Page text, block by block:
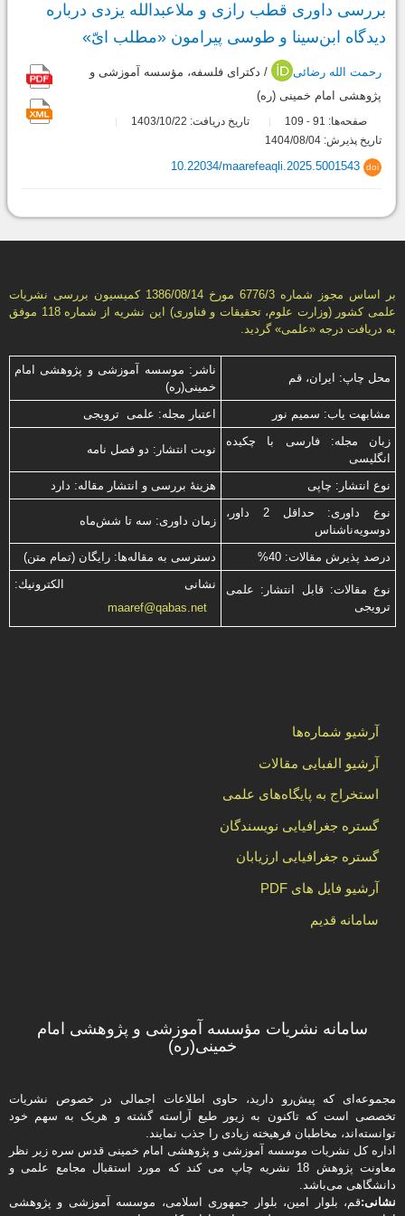
بررسی داوری قطب رازی و ملاعبدالله یزدی درباره
دیدگاه ابن‌سینا و طوسی پیرامون «مطلب ایّ»
رحمت الله رضائی
/ دکترای فلسفه، مؤسسه آموزشی و
پژوهشی امام خمینی (ره)
صفحه‌ها: 91
-
تاریخ دریافت: 1403/10/22
تاریخ پذیرش: 1404/08/04
doi
10.22034/maarefeaqli.2025.5001543
بر اساس مجوز شماره 6776/3 مورخ 1386/08/14 كمیسیون بررسى نشریات
علمى كشور (وزارت علوم، تحقیقات و فناورى) این نشریه از شماره 118 موفق
به دریافت درجه «علمى» گردید.
محل چاپ: ایران، قم
ناشر: موسسه آموزشی و پژوهشی امام
خمینی(ره)
مشابهت ياب: سميم نور
اعتبار مجله: علمی ترویجی
زبان مجله: فارسی با چكیده
انگلیسی
نوبت انتشار: دو فصل نامه
نوع انتشار: چاپی
هزینۀ بررسی و انتشار مقاله: دارد
نوع داوری: حداقل 2 داور،
دوسویه‌ناشناس
زمان داوری: سه تا شش‌ماه
درصد پذیرش مقالات: 40% دسترسی به مقاله‌ها: رایگان (تمام متن)
نوع مقالات: قابل انتشار: علمی
ترویجی
نشانی الكترونیك:
maaref@qabas.net
آرشیو شماره‌ها
آرشیو الفبایی مقالات
استخراج به پایگاه‌های علمی
گستره جغرافیایی نویسندگان
گستره جغرافیایی ارزیابان
آرشیو فایل های PDF
سامانه قدیم
سامانه نشریات مؤسسه آموزشی و پژوهشی امام
خمینی(ره)
مجموعه‌ای که پیش‌رو دارید،‌ حاوی اطلاعات اجمالی در خصوص نشریات
تخصصی است که تاکنون به زیور طبع آراسته گشته و هریک به سهم خود
توانسته‌اند، مخاطبان فرهیخته‌ زیادی را جذب نمایند.
اداره كل نشریات موسسه آموزشی و پژوهشی امام خمینی قدس سره زیر نظر
معاونت پژوهش 18 نشریه چاپ می کند که مورد استقبال مجامع علمی و
دانشگاهی می‌باشد.
نشانی:قم، بلوار امین، بلوار جمهوری اسلامی، موسسه آموزشی و پژوهشی